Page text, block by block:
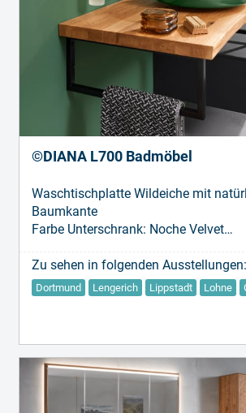
©DIANA L700 Badmöbel
Waschtischplatte Wildeiche mit
Baumkante
Farbe Unterschrank: Noche Velvet
Zu sehen in folgenden Ausstellungen:
Dortmund Lengerich Lippstadt Lohne